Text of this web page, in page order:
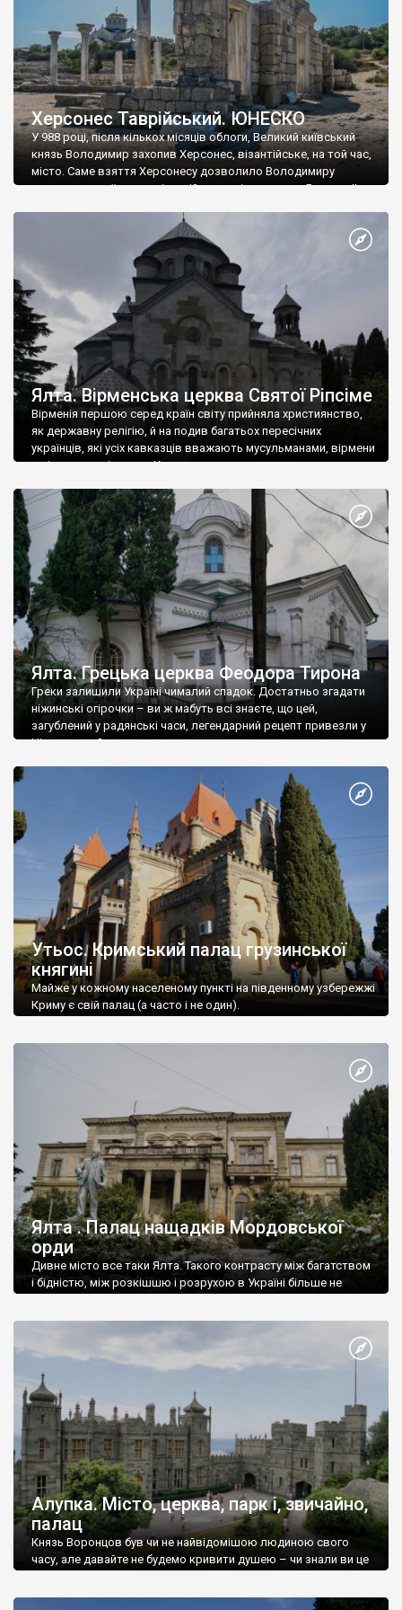
Херсонес Таврійський. ЮНЕСКО
У 988 році, після кількох місяців облоги, Великий київський
князь Володимир захопив Херсонес, візантійське, на той час,
місто. Саме взяття Херсонесу дозволило Володимиру
диктувати свої умови візантійському імператору Василю ІІ, та
Херсонесі Володимир-язичник, став Василем-християнином.
А потім було Хрещення Русі. На честь Херсонесу Таврійського
Ялта. Вірменська церква Святої Ріпсіме
Вірменія першою серед країн світу прийняла християнство,
як державну релігію, й на подив багатьох пересічних
українців, які усіх кавказців вважають мусульманами, вірмени
є відданими вірянами Христа
Ялта. Грецька церква Феодора Тирона
Греки залишили Україні чималий спадок. Достатньо згадати
ніжинські огірочки – ви ж мабуть всі знаєте, що цей,
загублений у радянські часи, легендарний рецепт привезли у
Ніжин греки?
Утьос. Кримський палац грузинської
княгині
Майже у кожному населеному пункті на південному узбережжі
Криму є свій палац (а часто і не один).
Ялта . Палац нащадків Мордовської
орди
Дивне місто все таки Ялта. Такого контрасту між багатством
і бідністю, між розкішшю і розрухою в Україні більше не
Алупка. Місто, церква, парк і, звичайно,
палац
Князь Воронцов був чи не найвідомішою людиною свого
часу, але давайте не будемо кривити душею – чи знали ви це